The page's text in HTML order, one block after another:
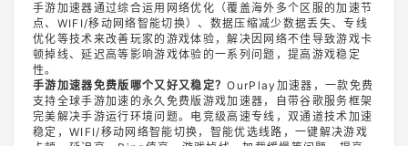
手游加速器通过综合运用网络优化（覆盖海外多个区服的加速节
点、WIFI/移动网络智能切换）、数据压缩减少数据丢失、专线
优化等技术来改善玩家的游戏体验，解决因网络不佳导致游戏卡
顿掉线、延迟高等影响游戏体验的一系列问题，提高游戏稳定
性。
手游加速器免费版哪个又好又稳定？OurPlay加速器，一款免费
支持全球手游加速的永久免费版游戏加速器，自带谷歌服务框架
完美解决手游运行环境问题。电竞级高速专线，双通道技术加速
稳定，WIFI/移动网络智能切换，智能优选线路，一键解决游戏